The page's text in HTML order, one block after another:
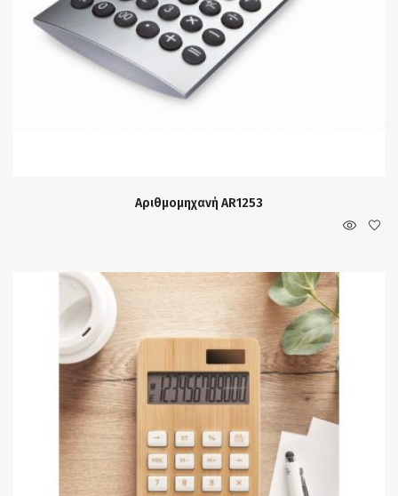
Αριθμομηχανή AR1253